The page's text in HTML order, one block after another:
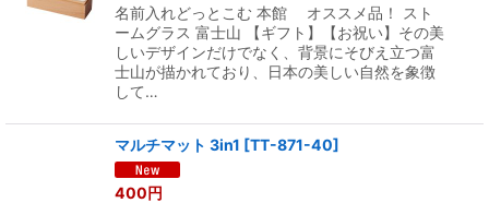
名前入れどっとこむ 本館 オススメ品！ スト
ームグラス 富士山 【ギフト】【お祝い】その美
しいデザインだけでなく、背景にそびえ立つ富
士山が描かれており、日本の美しい自然を象徴
して…
マルチマット 3in1 [TT-871-40]
400円